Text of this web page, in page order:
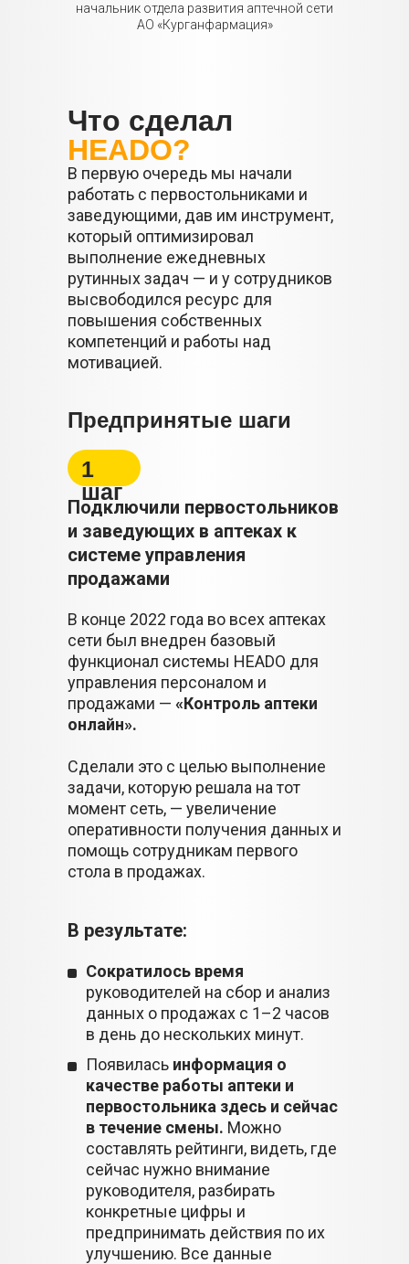
начальник отдела развития аптечной сети
АО «Курганфармация»
Что сделал
HEADO?
В первую очередь мы начали
работать с первостольниками и
заведующими, дав им инструмент,
который оптимизировал
выполнение ежедневных
рутинных задач — и у сотрудников
высвободился ресурс для
повышения собственных
компетенций и работы над
мотивацией.
Предпринятые шаги
1
шаг
Подключили первостольников
и заведующих в аптеках к
системе управления
продажами
В конце 2022 года во всех аптеках
сети был внедрен базовый
функционал системы HEADO для
управления персоналом и
продажами — «Контроль аптеки
онлайн».
Сделали это с целью выполнение
задачи, которую решала на тот
момент сеть, — увеличение
оперативности получения данных и
помощь сотрудникам первого
стола в продажах.
В результате:
Сократилось время
руководителей на сбор и анализ
данных о продажах с 1–2 часов
в день до нескольких минут.
Появилась информация о
качестве работы аптеки и
первостольника здесь и сейчас
в течение смены. Можно
составлять рейтинги, видеть, где
сейчас нужно внимание
руководителя, разбирать
конкретные цифры и
предпринимать действия по их
улучшению. Все данные